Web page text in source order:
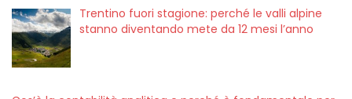
Trentino fuori stagione: perché le valli alpine
stanno diventando mete da 12 mesi l’anno